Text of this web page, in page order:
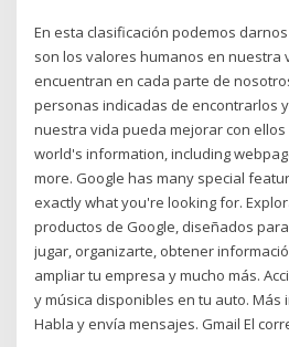
En esta clasificación podemos
son los valores humanos en nuestra
encuentran en cada parte de
personas indicadas de encontrarlos
nuestra vida pueda mejorar con ellos
world's information, including
more. Google has many special
exactly what you're looking for.
productos de Google, diseñados
jugar, organizarte, obtener
ampliar tu empresa y mucho más.
y música disponibles en tu auto. Más
Habla y envía mensajes. Gmail El